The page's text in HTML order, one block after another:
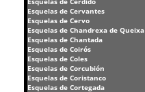
Esquelas de Cervantes
Esquelas de Cervo
Esquelas de Chandrexa de Queixa
Esquelas de Chantada
Esquelas de Coirós
Esquelas de Coles
Esquelas de Corcubión
Esquelas de Coristanco
Esquelas de Cortegada